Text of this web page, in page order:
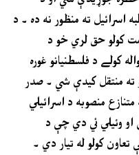
ته منظور نه ده ۔ د
کولو حق لري خو د
کولے د فلسطنيانو غوره
ته منتقل کيدې شي ۔ صدر
منصوبه د اسرائيلي
او وئيلي ئي دي چې د
کولو له تيار دي ۔